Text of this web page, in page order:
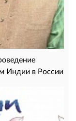
Индии в России